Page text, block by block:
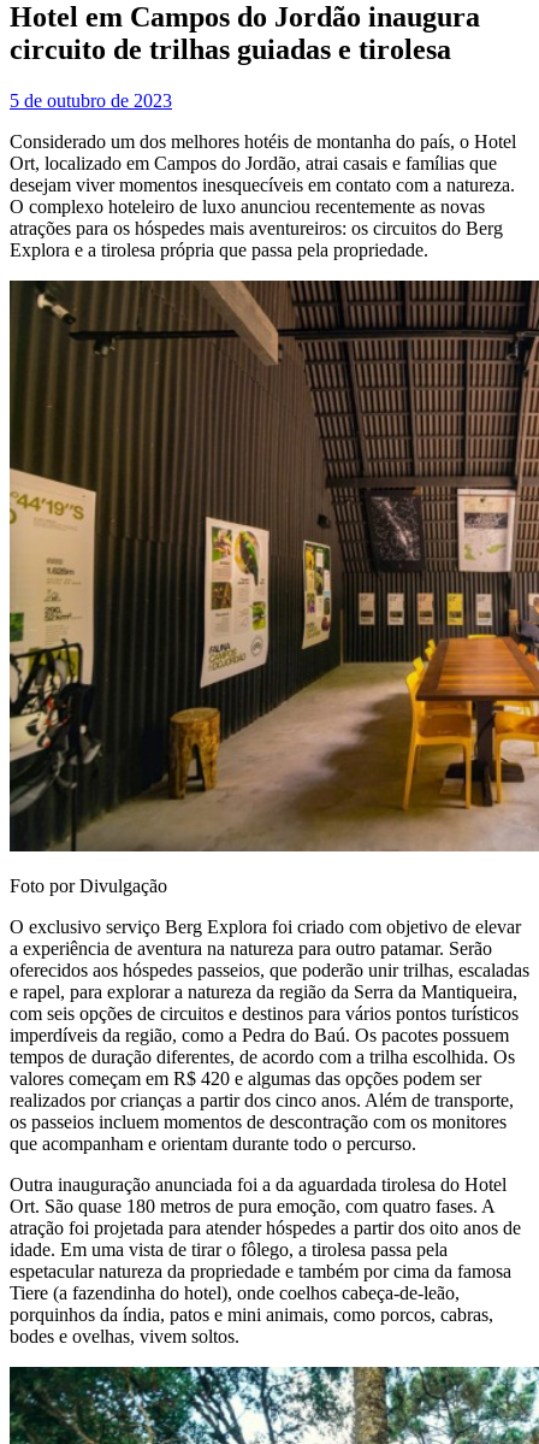
Hotel em Campos do Jordão inaugura
circuito de trilhas guiadas e tirolesa
5 de outubro de 2023
Considerado um dos melhores hotéis de montanha do país, o Hotel
Ort, localizado em Campos do Jordão, atrai casais e famílias que
desejam viver momentos inesquecíveis em contato com a natureza.
O complexo hoteleiro de luxo anunciou recentemente as novas
atrações para os hóspedes mais aventureiros: os circuitos do Berg
Explora e a tirolesa própria que passa pela propriedade.
Foto por Divulgação
O exclusivo serviço Berg Explora foi criado com objetivo de elevar
a experiência de aventura na natureza para outro patamar. Serão
oferecidos aos hóspedes passeios, que poderão unir trilhas, escaladas
e rapel, para explorar a natureza da região da Serra da Mantiqueira,
com seis opções de circuitos e destinos para vários pontos turísticos
imperdíveis da região, como a Pedra do Baú. Os pacotes possuem
tempos de duração diferentes, de acordo com a trilha escolhida. Os
valores começam em R$ 420 e algumas das opções podem ser
realizados por crianças a partir dos cinco anos. Além de transporte,
os passeios incluem momentos de descontração com os monitores
que acompanham e orientam durante todo o percurso.
Outra inauguração anunciada foi a da aguardada tirolesa do Hotel
Ort. São quase 180 metros de pura emoção, com quatro fases. A
atração foi projetada para atender hóspedes a partir dos oito anos de
idade. Em uma vista de tirar o fôlego, a tirolesa passa pela
espetacular natureza da propriedade e também por cima da famosa
Tiere (a fazendinha do hotel), onde coelhos cabeça-de-leão,
porquinhos da índia, patos e mini animais, como porcos, cabras,
bodes e ovelhas, vivem soltos.